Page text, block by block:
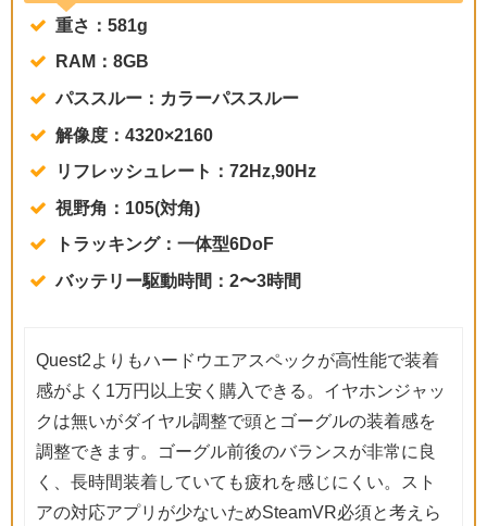
重さ：581g
RAM：8GB
パススルー：カラーパススルー
解像度：4320×2160
リフレッシュレート：72Hz,90Hz
視野角：105(対角)
トラッキング：一体型6DoF
バッテリー駆動時間：2〜3時間
Quest2よりもハードウエアスペックが高性能で装着
感がよく1万円以上安く購入できる。イヤホンジャッ
クは無いがダイヤル調整で頭とゴーグルの装着感を
調整できます。ゴーグル前後のバランスが非常に良
く、長時間装着していても疲れを感じにくい。スト
アの対応アプリが少ないためSteamVR必須と考えら